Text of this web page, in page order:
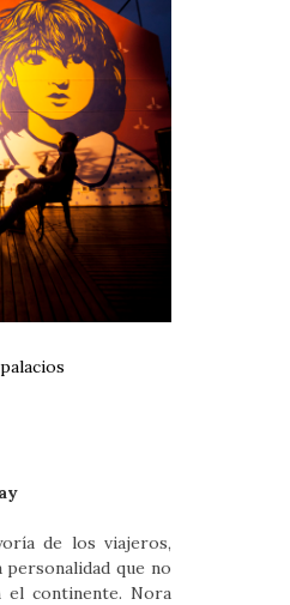
de los viajeros,
que no
el continente. Nora